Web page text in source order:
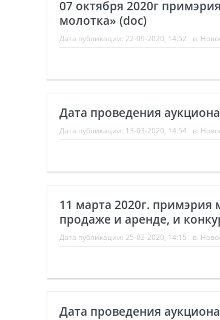
07 октября 2020г
молотка» (doc)
Дата публикации: 22-09-2020, 14:52 в:
Дата проведения
Дата публикации: 13-03-2020, 14:54 в:
11 марта 2020г.
продаже и аренде, и
Дата публикации: 25-02-2020, 14:15 в:
Дата проведения